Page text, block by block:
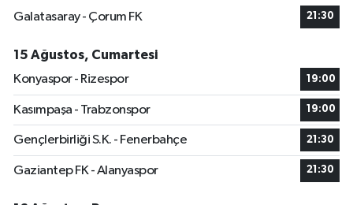
Galatasaray - Çorum FK
21:30
15 Ağustos, Cumartesi
Konyaspor - Rizespor
19:00
Kasımpaşa - Trabzonspor 19:00
Gençlerbirliği S.K. - Fenerbahçe 21:30
Gaziantep FK - Alanyaspor 21:30